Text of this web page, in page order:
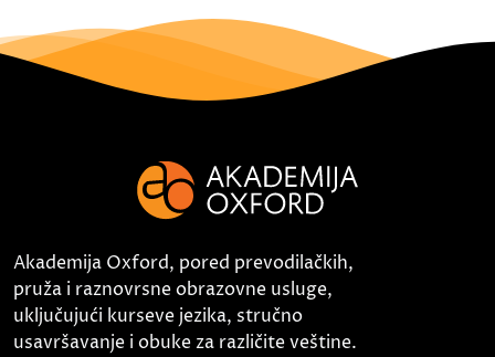
Akademija Oxford, pored prevodilačkih,
pruža i raznovrsne obrazovne usluge,
uključujući kurseve jezika, stručno
usavršavanje i obuke za različite veštine.